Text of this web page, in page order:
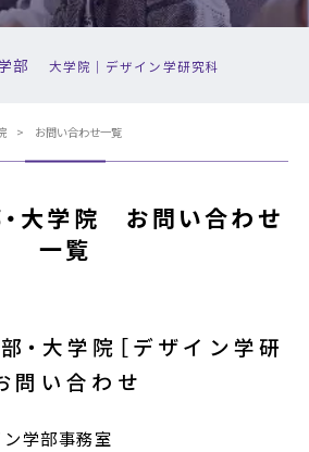
部 大学院｜デザイン学研究科
お問い合わせ一覧
大学院 お問い合わせ
一覧
・大学院［デザイン学研
問い合わせ
学部事務室